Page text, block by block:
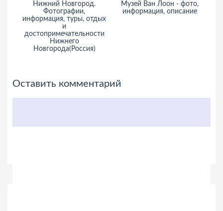
Нижний Новгород.
Фотографии,
информация, туры, отдых
и
достопримечательности
Нижнего
Новгорода(Россия)
Музей Ван Лоон - фото,
информация, описание
Оставить комментарий